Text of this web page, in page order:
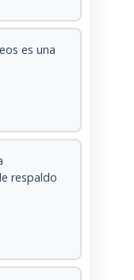
es una
respaldo